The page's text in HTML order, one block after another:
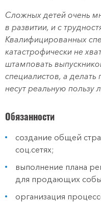
Сложных детей очень
в развитии, и с
Квалифицированных
катастрофически не
штамповать
специалистов, а
несут реальную пользу
Обязанности
создание общей
соц.сетях;
выполнение плана
для продающих
организация